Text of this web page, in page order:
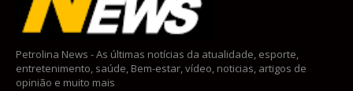
Petrolina News - As últimas notícias da atualidade, esporte,
entretenimento, saúde, Bem-estar, vídeo, noticias, artigos de
opinião e muito mais